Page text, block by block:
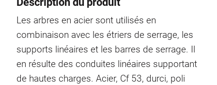
Système de transrouler
Les arbres en acier sont utilisés en
combinaison avec les étriers de serrage, les
supports linéaires et les barres de serrage. Il
en résulte des conduites linéaires supportant
de hautes charges. Acier, Cf 53, durci, poli